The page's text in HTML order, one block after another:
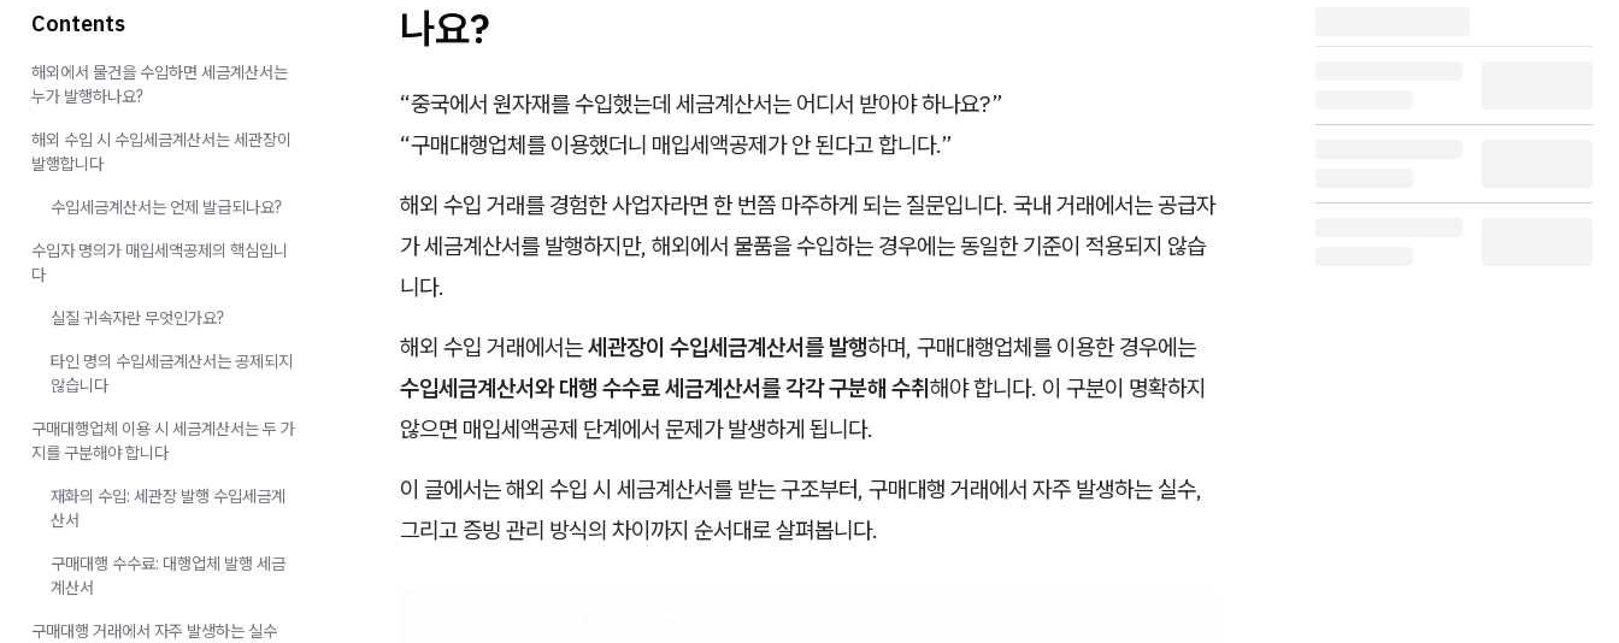
나요?
“중국에서 원자재를 수입했는데 세금계산서는 어디서 받아야 하나요?”
“구매대행업체를 이용했더니 매입세액공제가 안 된다고 합니다.”
해외 수입 거래를 경험한 사업자라면 한 번쯤 마주하게 되는 질문입니다. 국내 거래에서는 공급자
가 세금계산서를 발행하지만, 해외에서 물품을 수입하는 경우에는 동일한 기준이 적용되지 않습
니다.
해외 수입 거래에서는세관장이 수입세금계산서를 발행하며, 구매대행업체를 이용한 경우에는
수입세금계산서와 대행 수수료 세금계산서를 각각 구분해 수취해야 합니다. 이 구분이 명확하지
않으면 매입세액공제 단계에서 문제가 발생하게 됩니다.
이 글에서는 해외 수입 시 세금계산서를 받는 구조부터, 구매대행 거래에서 자주 발생하는 실수,
그리고 증빙 관리 방식의 차이까지 순서대로 살펴봅니다.
Contents
해외에서 물건을 수입하면 세금계산서는
누가 발행하나요?
해외 수입 시 수입세금계산서는 세관장이
발행합니다
수입세금계산서는 언제 발급되나요?
수입자 명의가 매입세액공제의 핵심입니
다
실질 귀속자란 무엇인가요?
타인 명의 수입세금계산서는 공제되지
않습니다
구매대행업체 이용 시 세금계산서는 두 가
지를 구분해야 합니다
재화의 수입: 세관장 발행 수입세금계
산서
구매대행 수수료: 대행업체 발행 세금
계산서
구매대행 거래에서 자주 발생하는 실수